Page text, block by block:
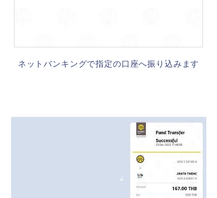
ネットバンキングで指定の口座へ振り込みます